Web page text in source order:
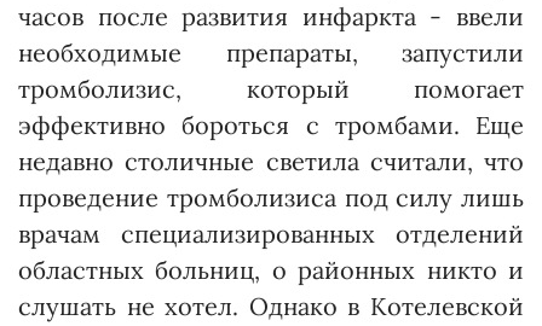
часов после развития инфаркта - ввели
необходимые препараты, запустили
тромболизис, который помогает
эффективно бороться с тромбами. Еще
недавно столичные светила считали, что
проведение тромболизиса под силу лишь
врачам специализированных отделений
областных больниц, о районных никто и
слушать не хотел. Однако в Котелевской